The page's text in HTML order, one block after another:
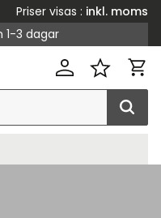
Priser visas
inkl. moms
1-3 dagar